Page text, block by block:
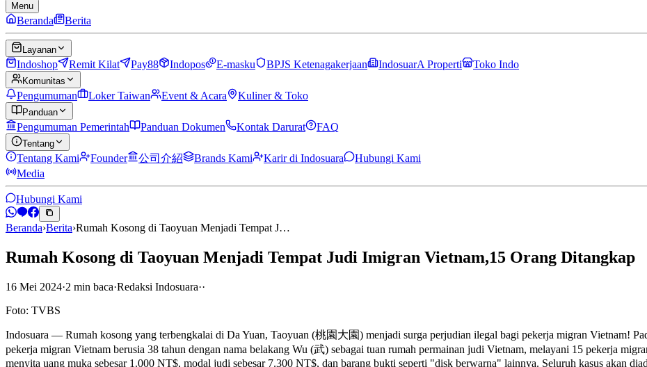
Menu
Beranda Berita
Layanan
Indoshop Remit Kilat Pay88 Indopos E-masku BPJS Ketenagakerjaan IndosuarA Properti Toko Indo
Komunitas
Pengumuman Loker Taiwan Event & Acara Kuliner & Toko
Panduan
Pengumuman Pemerintah Panduan Dokumen Kontak Darurat FAQ
Tentang
Tentang Kami Founder 公司介紹 Brands Kami Karir di Indosuara
Hubungi Kami
Media
Hubungi Kami
Beranda›Berita›Rumah Kosong di Taoyuan Menjadi Tempat J…
Rumah Kosong di Taoyuan Menjadi Tempat Judi Imigran Vietnam,15 Orang Ditangkap
16 Mei 2024·2 min baca·Redaksi Indosuara··
Foto: TVBS
Indosuara — Rumah kosong yang terbengkalai di Da Yuan, Taoyuan (桃園大園) menjadi surga perjudian ilegal bagi pekerja migran Vietnam!
pekerja migran Vietnam berusia 38 tahun dengan nama belakang Wu (武) sebagai tuan rumah permainan judi Vietnam, melayani 15 pekerja
menyita uang muka sebesar 1.000 NT$, modal judi sebesar 7.300 NT$, dan barang bukti seperti "disk berwarna" lainnya. Seluruh kasus akan